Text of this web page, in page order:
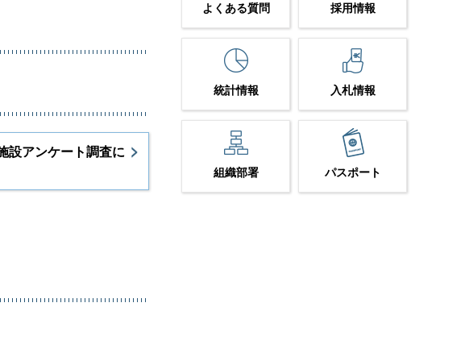
設アンケート調査に
よくある質問 採用情報
統計情報 入札情報
組織部署 パスポート